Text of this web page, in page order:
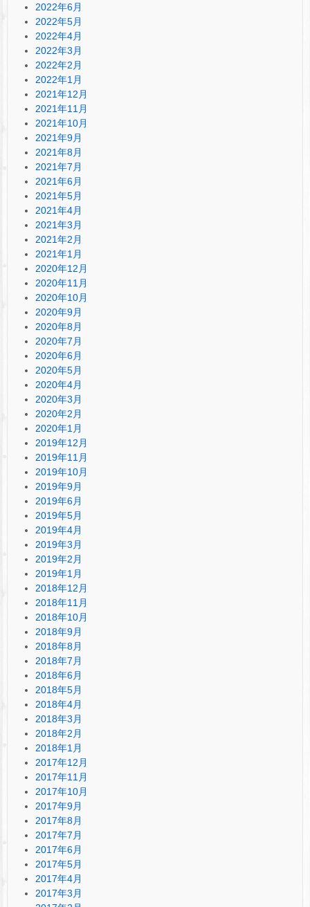
2022年6月
2022年5月
2022年4月
2022年3月
2022年2月
2022年1月
2021年12月
2021年11月
2021年10月
2021年9月
2021年8月
2021年7月
2021年6月
2021年5月
2021年4月
2021年3月
2021年2月
2021年1月
2020年12月
2020年11月
2020年10月
2020年9月
2020年8月
2020年7月
2020年6月
2020年5月
2020年4月
2020年3月
2020年2月
2020年1月
2019年12月
2019年11月
2019年10月
2019年9月
2019年6月
2019年5月
2019年4月
2019年3月
2019年2月
2019年1月
2018年12月
2018年11月
2018年10月
2018年9月
2018年8月
2018年7月
2018年6月
2018年5月
2018年4月
2018年3月
2018年2月
2018年1月
2017年12月
2017年11月
2017年10月
2017年9月
2017年8月
2017年7月
2017年6月
2017年5月
2017年4月
2017年3月